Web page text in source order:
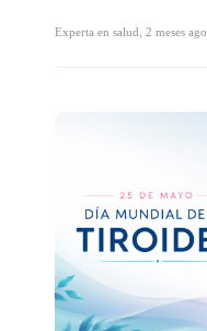
Experta en salud 2 meses ago